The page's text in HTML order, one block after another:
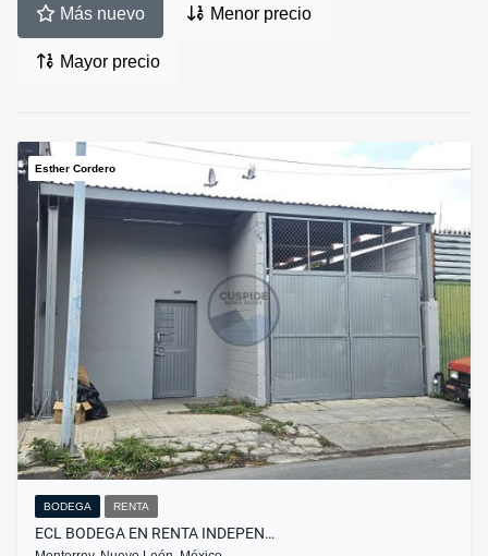
Más nuevo Menor precio
Mayor precio
Esther Cordero
BODEGA RENTA
ECL BODEGA EN RENTA INDEPEN…